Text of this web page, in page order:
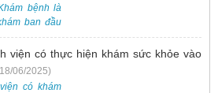
bệnh là
ban đầu
hợp, bao
Vì vậy, bạn
tại Khoa
viện có thực hiện khám sức khỏe vào
06/2025)
có khám